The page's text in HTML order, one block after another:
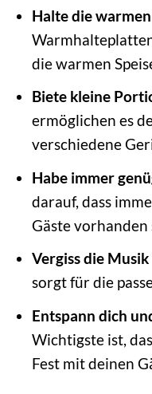
Halte die
die warmen
Biete kleine
ermöglichen es
verschiedene
Habe immer
darauf, dass
Gäste vorhanden
Vergiss die
sorgt für die
Entspann dich
Wichtigste ist,
Fest mit deinen